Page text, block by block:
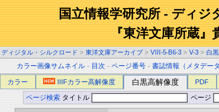
国立情報学研究所 - ディジ
『東洋文庫所蔵』
ディジタル・シルクロード > 東洋文庫アーカイブ > VIII-5-B6-3 > V-3 > 白
カラー画像サムネイル - 目次 -ページ番号 -書誌情報（メタデー
カラー IIIFカラー高解像度 白黒高解像度 PDF
ページ検索 タイトル ページ